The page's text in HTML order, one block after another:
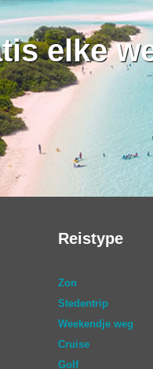
elke
Reistype
Zon
Stedentrip
Weekendje weg
Cruise
Golf